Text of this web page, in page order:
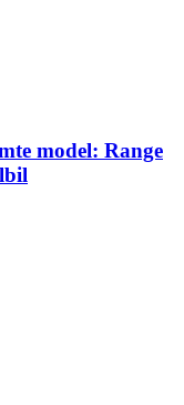
model: Range